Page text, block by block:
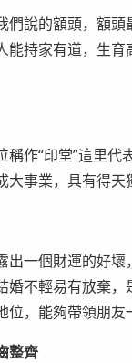
們說的額頭，額
能持家有道，生
稱作“印堂”這里
大事業，具有得天
出一個財運的好
婚不輕易有放棄
位，能夠帶領朋友
整齊